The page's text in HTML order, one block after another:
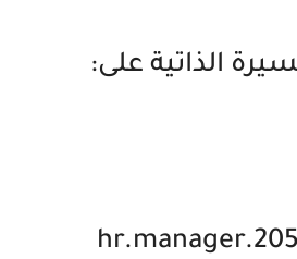
الذاتية على: